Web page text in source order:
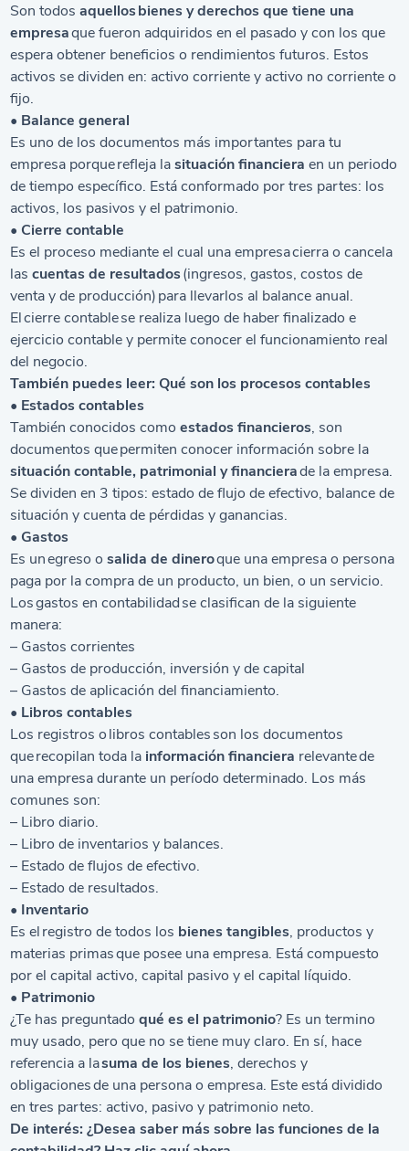
Son todosaquellos bienes y derechos que tiene una
empresaque fueron adquiridos en el pasado y con los que
espera obtener beneficios o rendimientos futuros. Estos
activos se dividen en: activo corriente y activo no corriente o
fijo.
• Balance general
Es uno de los documentos más importantes para tu
empresa porque refleja lasituación financiera en un periodo
de tiempo específico. Está conformado por tres partes: los
activos, los pasivos y el patrimonio.
• Cierre contable
Es el proceso mediante el cual una empresa cierra o cancela
lascuentas de resultados(ingresos, gastos, costos de
venta y de producción) para llevarlos al balance anual.
El cierre contable se realiza luego de haber finalizado e
ejercicio contable y permite conocer el funcionamiento real
del negocio.
También puedes leer: Qué son los procesos contables
• Estados contables
También conocidos comoestados financieros, son
documentos que permiten conocer información sobre la
situación contable, patrimonial y financierade la empresa.
Se dividen en 3 tipos: estado de flujo de efectivo, balance de
situación y cuenta de pérdidas y ganancias.
• Gastos
Es un egreso osalida de dineroque una empresa o persona
paga por la compra de un producto, un bien, o un servicio.
Los gastos en contabilidad se clasifican de la siguiente
manera:
– Gastos corrientes
– Gastos de producción, inversión y de capital
– Gastos de aplicación del financiamiento.
• Libros contables
Los registros o libros contables son los documentos
que recopilan toda la información financiera relevante de
una empresa durante un período determinado. Los más
comunes son:
– Libro diario.
– Libro de inventarios y balances.
– Estado de flujos de efectivo.
– Estado de resultados.
• Inventario
Es el registro de todos los bienes tangibles, productos y
materias primas que posee una empresa. Está compuesto
por el capital activo, capital pasivo y el capital líquido.
• Patrimonio
¿Te has preguntadoqué es el patrimonio? Es un termino
muy usado, pero que no se tiene muy claro. En sí, hace
referencia a lasuma de los bienes, derechos y
obligaciones de una persona o empresa. Este está dividido
en tres partes: activo, pasivo y patrimonio neto.
De interés:¿Desea saber más sobre las funciones de la